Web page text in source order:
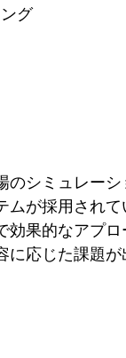
グ
のシミュレー
ムが採用され
効果的なアプ
応じた課題